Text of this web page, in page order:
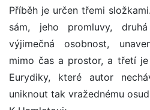
Příběh je určen třemi
sám, jeho promluvy,
výjimečná osobnost,
mimo čas a prostor, a třetí
Eurydiky, které autor
uniknout tak vražednému